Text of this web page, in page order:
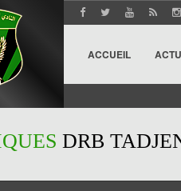
ACCUEIL
DRB